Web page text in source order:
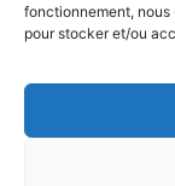
fonctionnement,
pour stocker et/ou
SUIVEZ-